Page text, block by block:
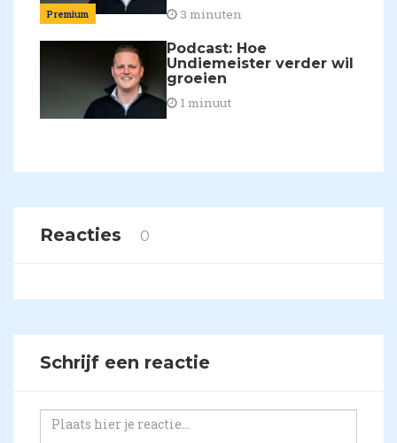
Premium 3 minuten
Podcast: Hoe
Undiemeister verder wil
groeien
1 minuut
Reacties 0
Schrijf een reactie